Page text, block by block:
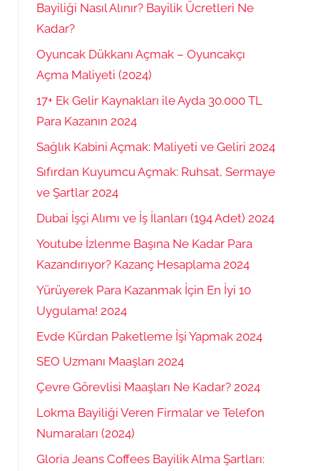
Bayiliği Nasıl Alınır? Bayilik Ücretleri Ne
Kadar?
Oyuncak Dükkanı Açmak – Oyuncakçı
Açma Maliyeti (2024)
17+ Ek Gelir Kaynakları ile Ayda 30.000 TL
Para Kazanın 2024
Sağlık Kabini Açmak: Maliyeti ve Geliri 2024
Sıfırdan Kuyumcu Açmak: Ruhsat, Sermaye
ve Şartlar 2024
Dubai İşçi Alımı ve İş İlanları (194 Adet) 2024
Youtube İzlenme Başına Ne Kadar Para
Kazandırıyor? Kazanç Hesaplama 2024
Yürüyerek Para Kazanmak İçin En İyi 10
Uygulama! 2024
Evde Kürdan Paketleme İşi Yapmak 2024
SEO Uzmanı Maaşları 2024
Çevre Görevlisi Maaşları Ne Kadar? 2024
Lokma Bayiliği Veren Firmalar ve Telefon
Numaraları (2024)
Gloria Jeans Coffees Bayilik Alma Şartları: